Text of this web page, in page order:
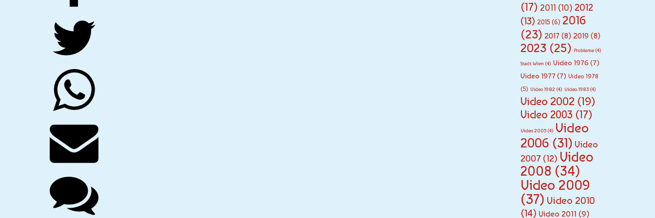
(17) 2011 (10) 2012
(13) 2015 (6) 2016
(23) 2017 (8) 2019 (8)
2023 (25) Probleme (4)
Stadt Wien (4) Video 1976 (7)
Video 1977 (7) Video 1978
(5) Video 1982 (4) Video 1983 (4)
Video 2002 (19)
Video 2003 (17)
Video 2005 (4) Video
2006 (31) Video
2007 (12) Video
2008 (34)
Video 2009
(37) Video 2010
(14) Video 2011 (9)